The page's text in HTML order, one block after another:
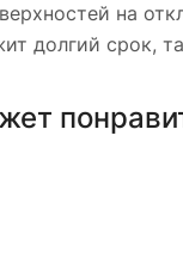
на
долгий срок,